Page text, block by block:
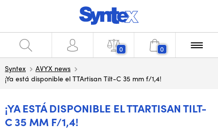
0 0
Syntex
AVYX news
¡Ya está disponible el TTArtisan Tilt-C 35 mm f/1,4!
¡YA ESTÁ DISPONIBLE EL TTARTISAN TILT-
C 35 MM F/1,4!